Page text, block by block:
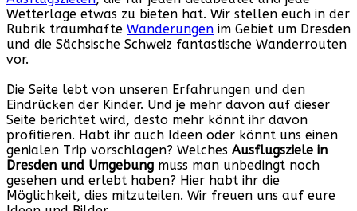
Wetterlage etwas zu bieten hat. Wir stellen euch in der
Rubrik traumhafte Wanderungen im Gebiet um Dresden
und die Sächsische Schweiz fantastische Wanderrouten
vor.
Die Seite lebt von unseren Erfahrungen und den
Eindrücken der Kinder. Und je mehr davon auf dieser
Seite berichtet wird, desto mehr könnt ihr davon
profitieren. Habt ihr auch Ideen oder könnt uns einen
genialen Trip vorschlagen? Welches Ausflugsziele in
Dresden und Umgebung muss man unbedingt noch
gesehen und erlebt haben? Hier habt ihr die
Möglichkeit, dies mitzuteilen. Wir freuen uns auf eure